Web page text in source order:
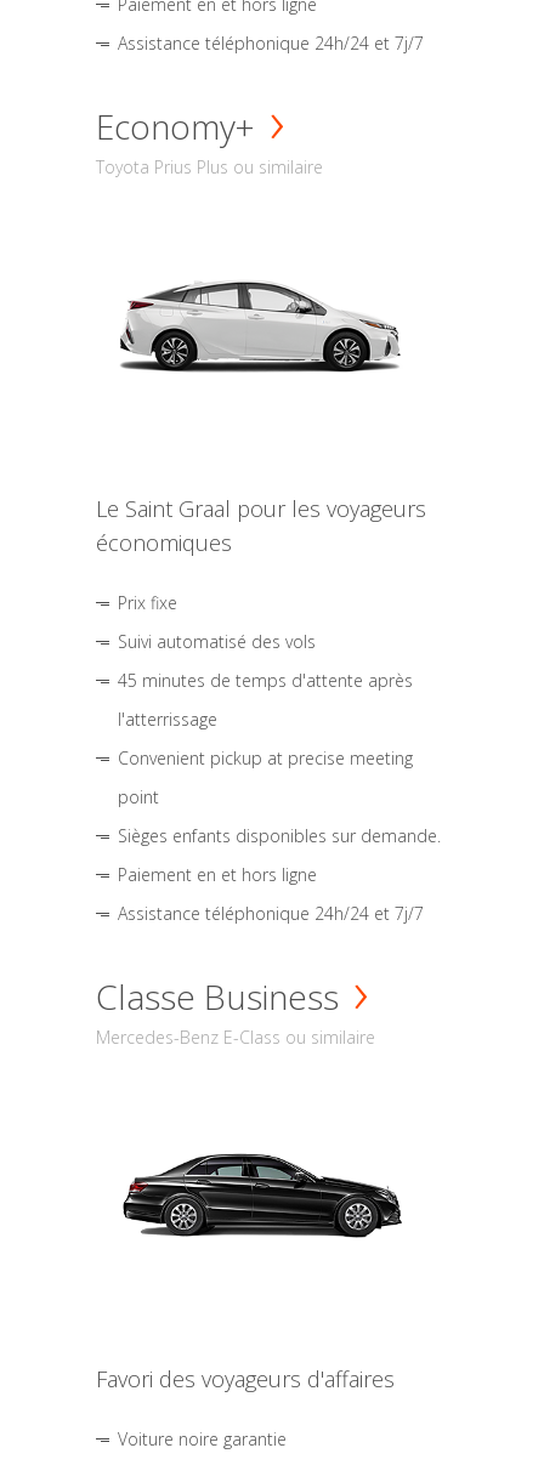
Assistance téléphonique 24h/24 et 7j/7
Economy+
Toyota Prius Plus ou similaire
Le Saint Graal pour les voyageurs
économiques
Prix fixe
Suivi automatisé des vols
45 minutes de temps d'attente après
l'atterrissage
Convenient pickup at precise meeting
point
Sièges enfants disponibles sur demande.
Paiement en et hors ligne
Assistance téléphonique 24h/24 et 7j/7
Classe Business
Mercedes-Benz E-Class ou similaire
Favori des voyageurs d'affaires
Voiture noire garantie